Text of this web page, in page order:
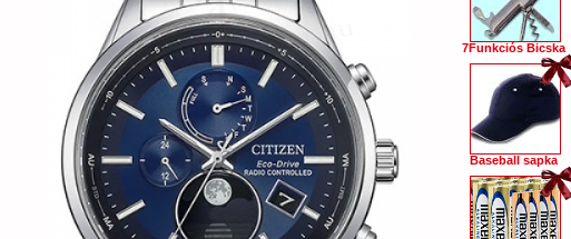
7Funkciós Bicska
Baseball sapka